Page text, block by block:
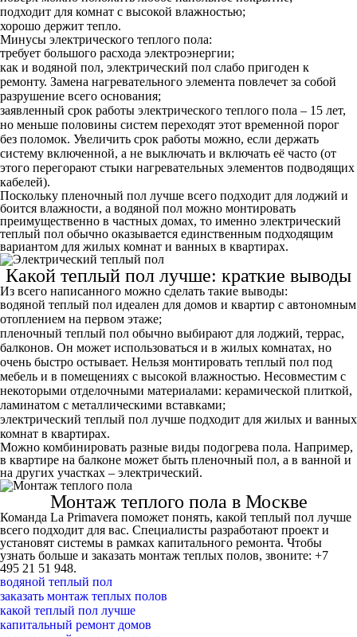
подходит для комнат с высокой влажностью;
хорошо держит тепло.
Минусы электрического теплого пола:
требует большого расхода электроэнергии;
как и водяной пол, электрический пол слабо пригоден к
ремонту. Замена нагревательного элемента повлечет за собой
разрушение всего основания;
заявленный срок работы электрического теплого пола – 15 лет,
но меньше половины систем переходят этот временной порог
без поломок. Увеличить срок работы можно, если держать
систему включенной, а не выключать и включать её часто (от
этого перегорают стыки нагревательных элементов подводящих
кабелей).
Поскольку пленочный пол лучше всего подходит для лоджий и
боится влажности, а водяной пол можно монтировать
преимущественно в частных домах, то именно электрический
теплый пол обычно оказывается единственным подходящим
вариантом для жилых комнат и ванных в квартирах.
Какой теплый пол лучше: краткие выводы
Из всего написанного можно сделать такие выводы:
водяной теплый пол идеален для домов и квартир с автономным
отоплением на первом этаже;
пленочный теплый пол обычно выбирают для лоджий, террас,
балконов. Он может использоваться и в жилых комнатах, но
очень быстро остывает. Нельзя монтировать теплый пол под
мебель и в помещениях с высокой влажностью. Несовместим с
некоторыми отделочными материалами: керамической плиткой,
ламинатом с металлическими вставками;
электрический теплый пол лучше подходит для жилых и ванных
комнат в квартирах.
Можно комбинировать разные виды подогрева пола. Например,
в квартире на балконе может быть пленочный пол, а в ванной и
на других участках – электрический.
Монтаж теплого пола в Москве
Команда La Primavera поможет понять, какой теплый пол лучше
всего подходит для вас. Специалисты разработают проект и
установят системы в рамках капитального ремонта. Чтобы
узнать больше и заказать монтаж теплых полов, звоните: +7
495 21 51 948.
водяной теплый пол
заказать монтаж теплых полов
какой теплый пол лучше
капитальный ремонт домов